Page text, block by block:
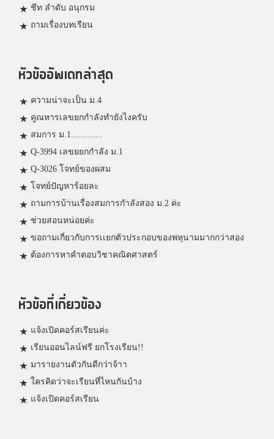
ชีท ลำดับ อนุกรม
ถามเรื่องบทเรียน
หัวข้ออัพเดทล่าสุด
ความน่าจะเป็น ม.4
คูณหารเลขยกกำลังทำยังไงครับ
สมการ ม.1.............
Q-3994 เลขยยกกำลัง ม.1
Q-3026 โจทย์ของผสม
โจทย์ปัญหาร้อยละ
ถามการบ้านเรื่องสมการกำลังสอง ม.2 ค่ะ
ช่วยสอนหน่อยค่ะ
ขอถามเกี่ยวกับการเเยกตัวประกอบของพหุนามมากกว่าสอง
ต้องการหาคำตอบวิชาคณิตศาสตร์
หัวข้อที่เกี่ยวข้อง
แจ้งเปิดคอร์สเรียนค่ะ
เรียนออนไลน์ฟรี ยกโรงเรียน!!
มารายงานตัวกันดีกว่าจ้าา
ใครคิดว่าจะเรียนที่ไหนกันบ้าง
แจ้งเปิดคอร์สเรียน